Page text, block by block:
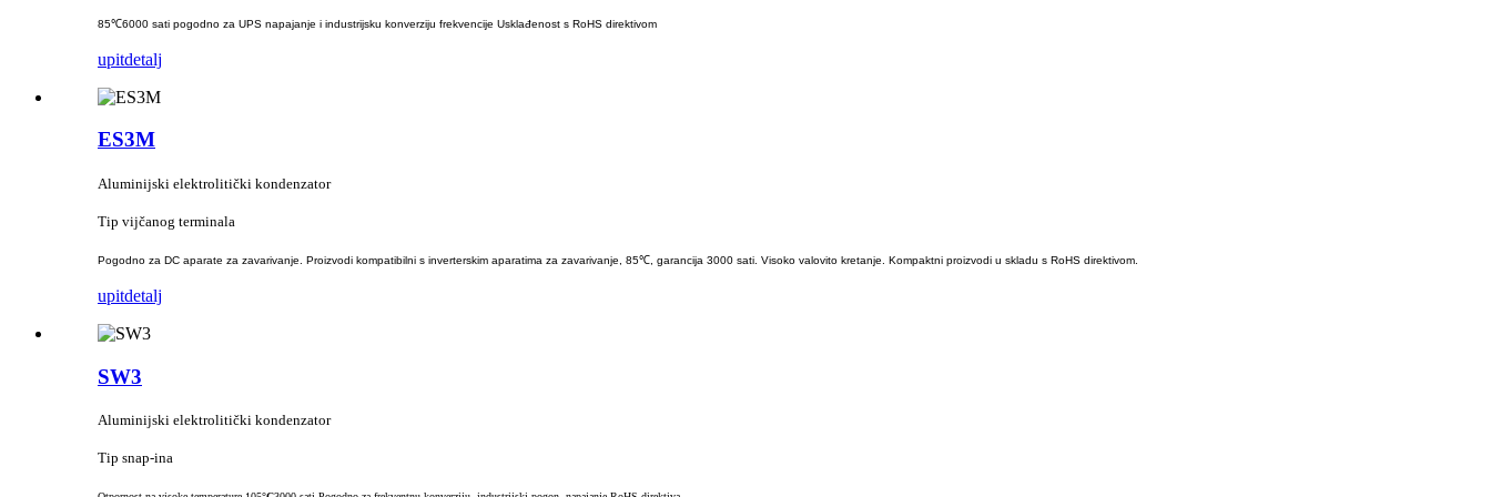
85℃6000 sati pogodno za UPS napajanje i industrijsku konverziju frekvencije Usklađenost s RoHS direktivom
upitdetalj
ES3M
Aluminijski elektrolitički kondenzator
Tip vijčanog terminala
Pogodno za DC aparate za zavarivanje. Proizvodi kompatibilni s inverterskim aparatima za zavarivanje, 85℃, garancija 3000 sati. Visoko valovito kretanje. Kompaktni proizvodi u skladu s RoHS direktivom.
upitdetalj
SW3
Aluminijski elektrolitički kondenzator
Tip snap-ina